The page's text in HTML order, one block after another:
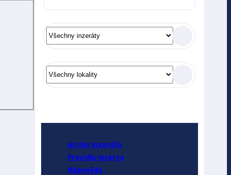
Archiv inzerátů
Pravidla inzerce
Nápověda